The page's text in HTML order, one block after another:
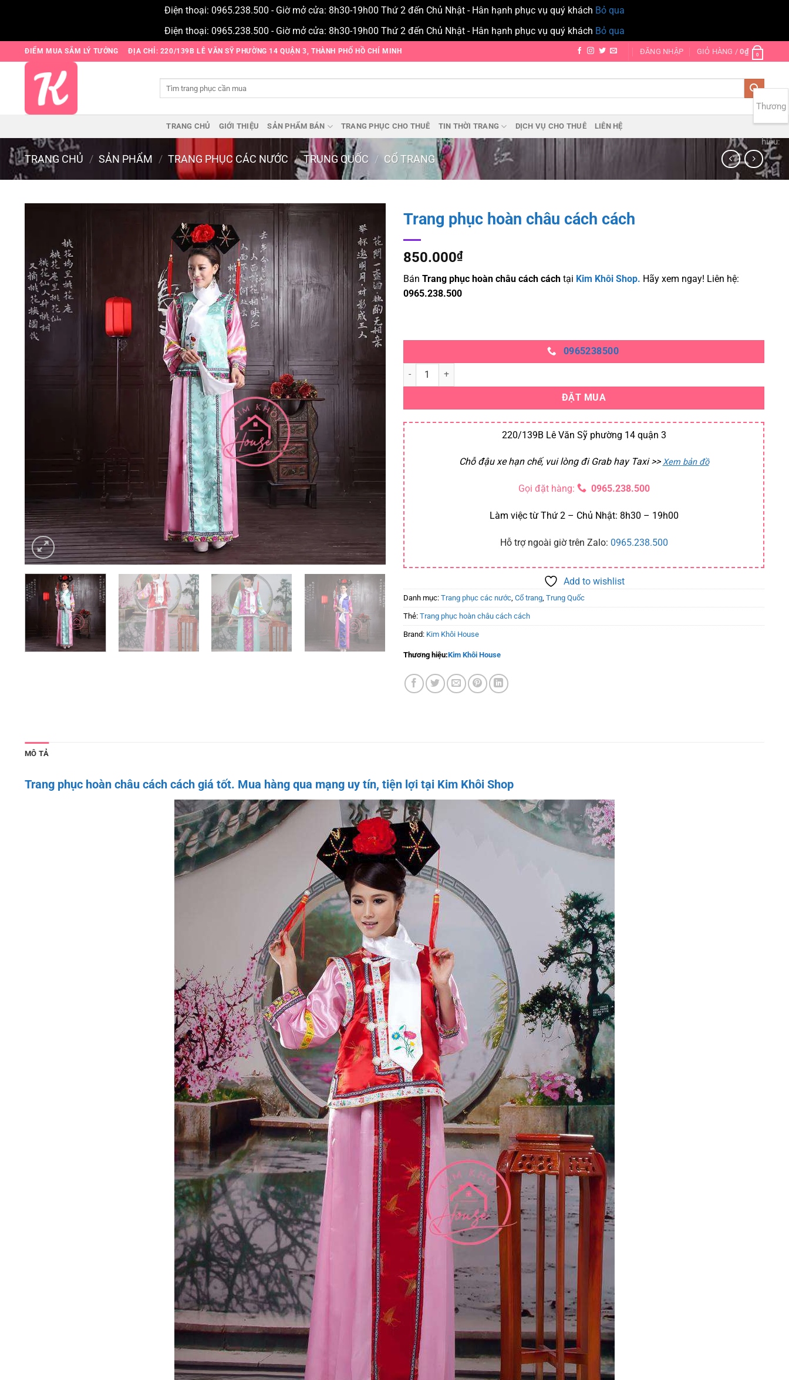
Điện thoại: 0965.238.500 - Giờ mở cửa: 8h30-19h00 Thứ 2 đến Chủ Nhật - Hân hạnh phục vụ quý khách Bỏ qua
Điện thoại: 0965.238.500 - Giờ mở cửa: 8h30-19h00 Thứ 2 đến Chủ Nhật - Hân hạnh phục vụ quý khách Bỏ qua
qua
ĐIỂM MUA SẮM LÝ TƯỞNG ĐỊA CHỈ: 220/139B LÊ VĂN SỸ PHƯỜNG 14 QUẬN 3, THÀNH PHỐ HỒ CHÍ MINH ĐĂNG NHẬP GIỎ HÀNG /0₫ 0
TRANG CHỦ GIỚI THIỆU SẢN PHẨM BÁN TRANG PHỤC CHO THUÊ TIN THỜI TRANG DỊCH VỤ CHO THUÊ LIÊN HỆ
TRANG CHỦ / SẢN PHẨM / TRANG PHỤC CÁC NƯỚC / TRUNG QUỐC / CỔ TRANG
Add to
wishlist
Trang phục hoàn châu cách cách
850.000₫
Bán Trang phục hoàn châu cách cách tại Kim Khôi Shop. Hãy xem ngay! Liên hệ:
0965.238.500
0965238500
Trang phục hoàn châu cách cách số lượng
ĐẶT MUA
220/139B Lê Văn Sỹ phường 14 quận 3
Chỗ đậu xe hạn chế, vui lòng đi Grab hay Taxi>>Xem bản đồ
Gọi đặt hàng: 0965.238.500
Làm việc từ Thứ 2 – Chủ Nhật: 8h30 – 19h00
Hỗ trợ ngoài giờ trên Zalo: 0965.238.500
Add to wishlist
Danh mục: Trang phục các nước Cổ trang Trung Quốc
Thẻ: Trang phục hoàn châu cách cách
Brand: Kim Khôi House
Thương hiệu:Kim Khôi House
MÔ TẢ
Trang phục hoàn châu cách cách giá tốt. Mua hàng qua mạng uy tín, tiện lợi tại Kim Khôi Shop
Thương
hiệu: